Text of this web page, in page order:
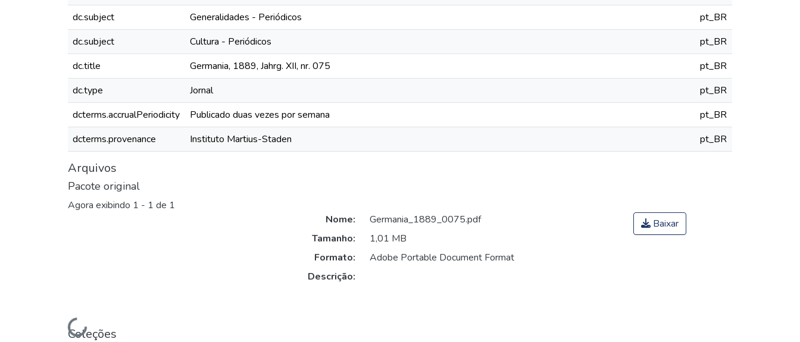
dc.subject
Generalidades - Periódicos
pt_BR
dc.subject
Cultura - Periódicos
pt_BR
dc.title
Germania, 1889, Jahrg. XII, nr. 075
pt_BR
dc.type
Jornal
pt_BR
dcterms.accrualPeriodicity
Publicado duas vezes por semana
pt_BR
dcterms.provenance
Instituto Martius-Staden pt_BR
Arquivos
Pacote original
Agora exibindo 1 - 1 de 1
Nome:
Germania_1889_0075.pdf
Tamanho:
1,01 MB
Formato:
Adobe Portable Document Format
Descrição:
Baixar
Coleções